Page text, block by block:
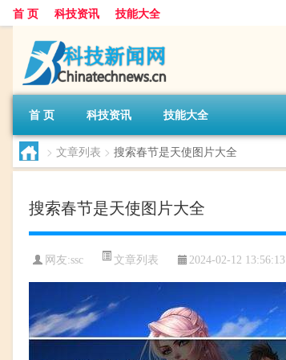
首 页 科技资讯 技能大全
首 页 科技资讯 技能大全
> 文章列表 > 搜索春节是天使图片大全
搜索春节是天使图片大全
网友:ssc 文章列表 2024-02-12 13:56:13